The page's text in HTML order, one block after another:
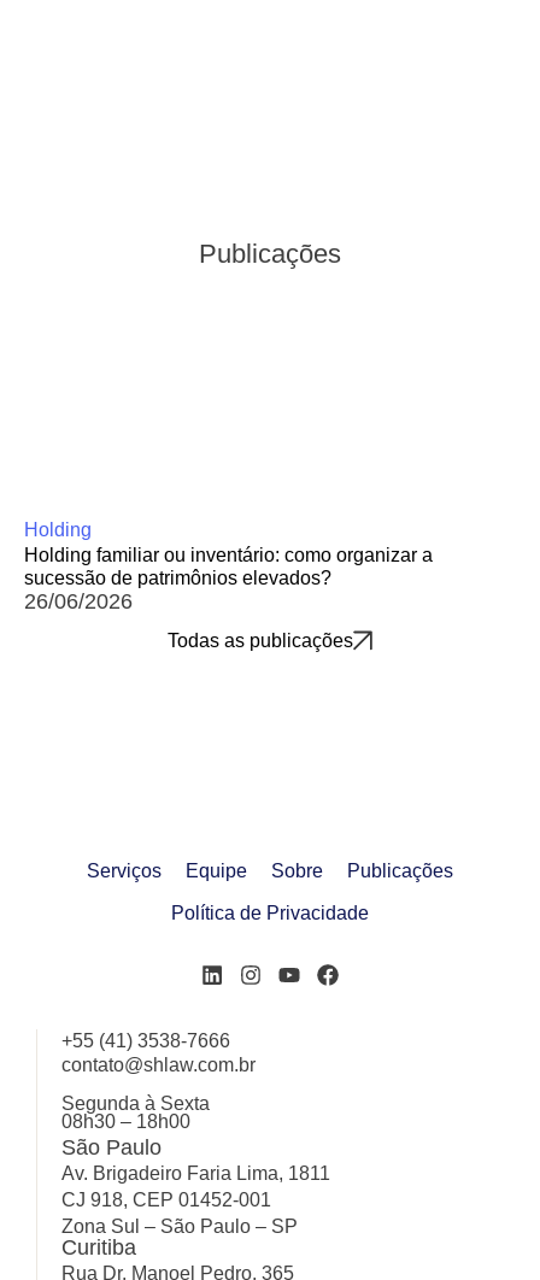
Publicações
Holding
Holding familiar ou inventário: como organizar a
sucessão de patrimônios elevados?
26/06/2026
Todas as publicações
Serviços Equipe Sobre Publicações
Política de Privacidade
+55 (41) 3538-7666
contato@shlaw.com.br
Segunda à Sexta
08h30 – 18h00
São Paulo
Av. Brigadeiro Faria Lima, 1811
CJ 918, CEP 01452-001
Zona Sul – São Paulo – SP
Curitiba
Rua Dr. Manoel Pedro, 365